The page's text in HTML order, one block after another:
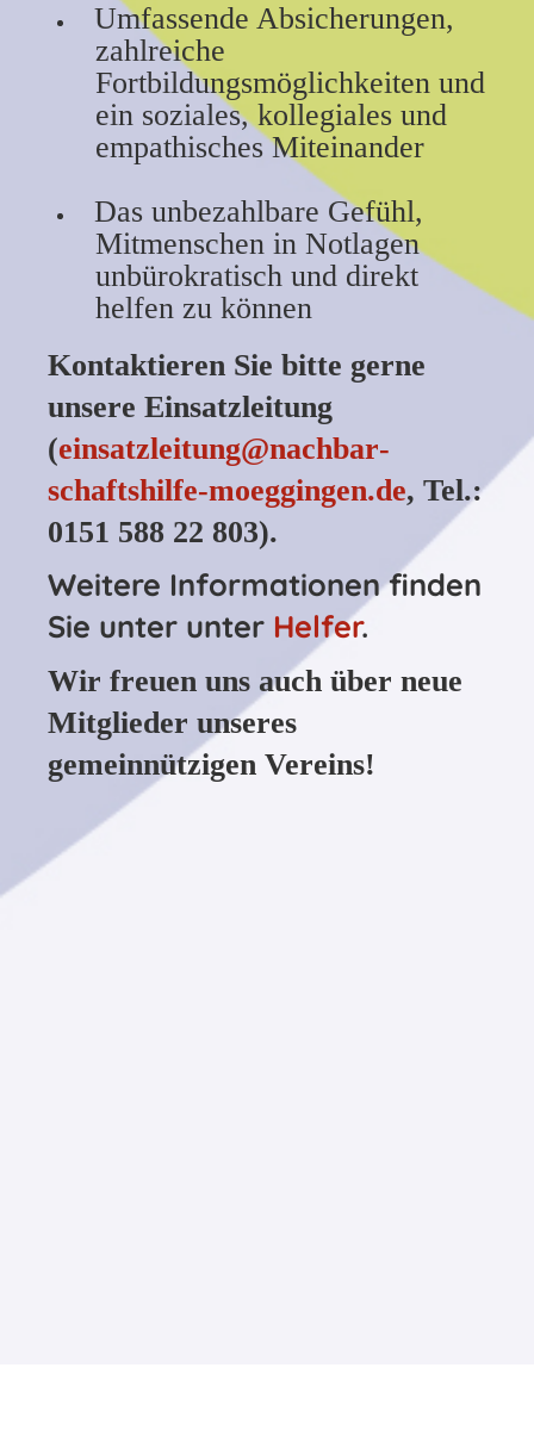
Umfassende Absicherungen,
zahlreiche
Fortbildungsmöglichkeiten und
ein soziales, kollegiales und
empathisches Miteinander
Das unbezahlbare Gefühl,
Mitmenschen in Notlagen
unbürokratisch und direkt
helfen zu können
Kontaktieren Sie bitte gerne
unsere Einsatzleitung
(einsatzleitung@nachbar­
schaftshilfe-moeggingen.de, Tel.:
0151 588 22 803).
Weitere Informationen finden
Sie unter unter Helfer.
Wir freuen uns auch über neue
Mitglieder unseres
gemeinnützigen Vereins!